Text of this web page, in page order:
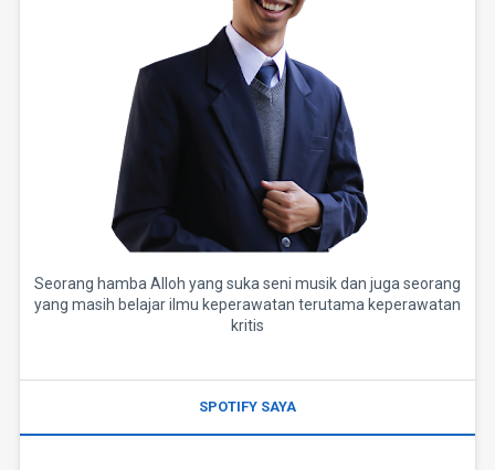
Seorang hamba Alloh yang suka seni musik dan juga seorang
yang masih belajar ilmu keperawatan terutama keperawatan
kritis
SPOTIFY SAYA